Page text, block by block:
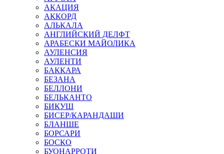
АКАЦИЯ
АККОРД
АЛЬКАЛА
АНГЛИЙСКИЙ ДЕЛФТ
АРАБЕСКИ МАЙОЛИКА
АУЛЕНСИЯ
АУЛЕНТИ
БАККАРА
БЕЗАНА
БЕЛЛОНИ
БЕЛЬКАНТО
БИКУШ
БИСЕР/КАРАНДАШИ
БЛАНШЕ
БОРСАРИ
БОСКО
БУОНАРРОТИ